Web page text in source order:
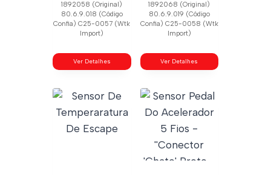
1892058 (Original)
80.6.9.018 (Código
Confia) C25-0057 (Wtk
Import)
Ver Detalhes
1892068 (Original)
80.6.9.019 (Código
Confia) C25-0058 (Wtk
Import)
Ver Detalhes